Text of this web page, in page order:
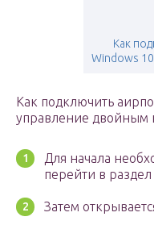
Как
Windows
Как подключить
управление двойным
Для начала
перейти в раздел
Затем